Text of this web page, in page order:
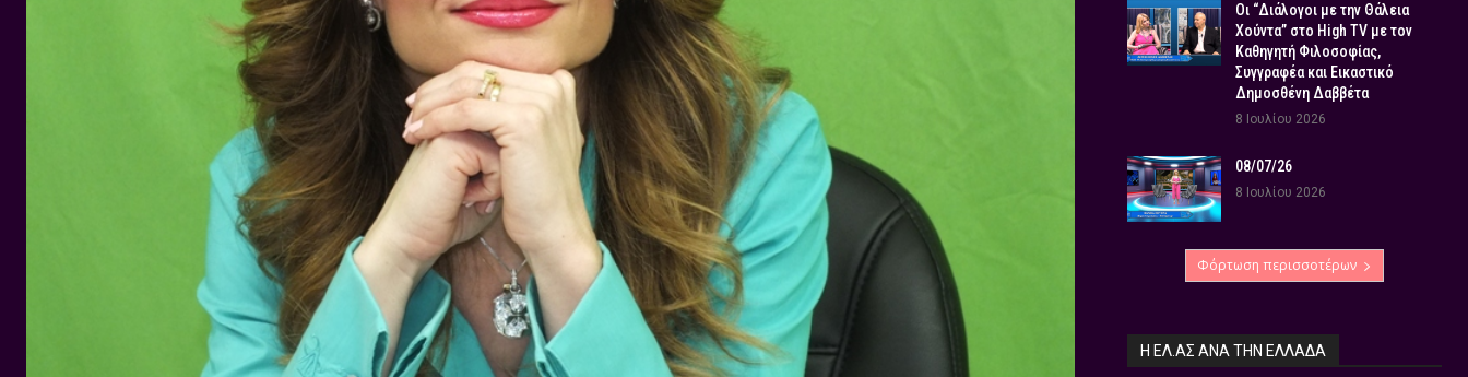
Οι “Διάλογοι με την Θάλεια
Χούντα” στο High TV με τον
Καθηγητή Φιλοσοφίας,
Συγγραφέα και Εικαστικό
Δημοσθένη Δαββέτα
8 Ιουλίου 2026
08/07/26
8 Ιουλίου 2026
Φόρτωση περισσοτέρων
Η ΕΛ.ΑΣ ΑΝΆ ΤΗΝ ΕΛΛΆΔΑ